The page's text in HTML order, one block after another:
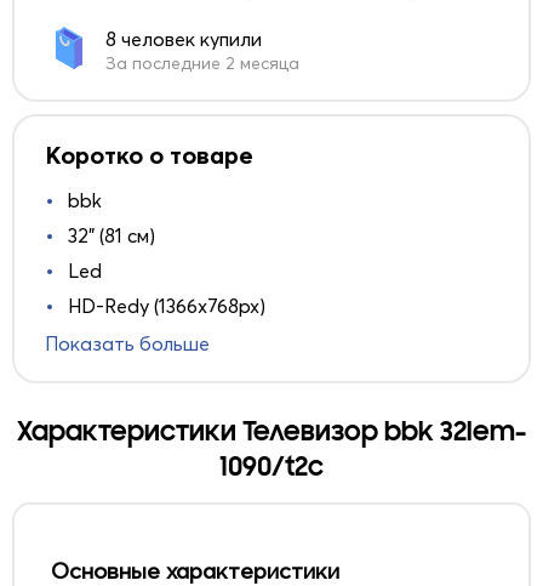
8 человек купили
За последние 2 месяца
Коротко о товаре
bbk
32" (81 см)
Led
HD-Redy (1366x768px)
Показать больше
Характеристики Телевизор bbk 32lem-
1090/t2c
Основные характеристики